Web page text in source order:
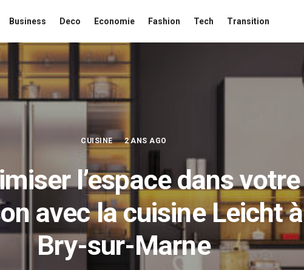
Business Deco Economie Fashion Tech Transition
CUISINE 2 ANS AGO
l’espace dans votre
avec la cuisine Leicht à
Bry-sur-Marne